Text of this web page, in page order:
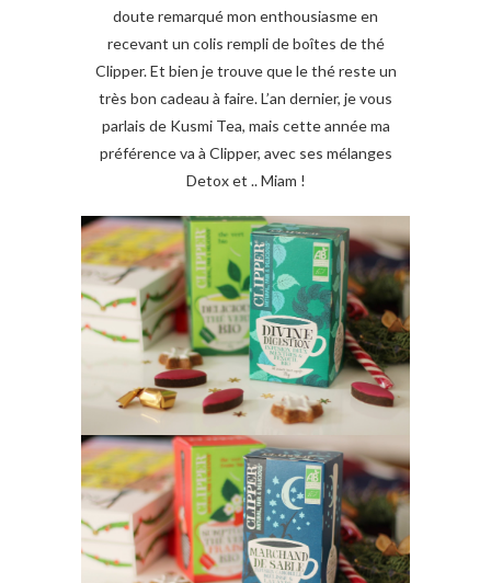
doute remarqué mon enthousiasme en
recevant un colis rempli de boîtes de thé
Clipper. Et bien je trouve que le thé reste un
très bon cadeau à faire. L’an dernier, je vous
parlais de Kusmi Tea, mais cette année ma
préférence va à Clipper, avec ses mélanges
Detox et .. Miam !